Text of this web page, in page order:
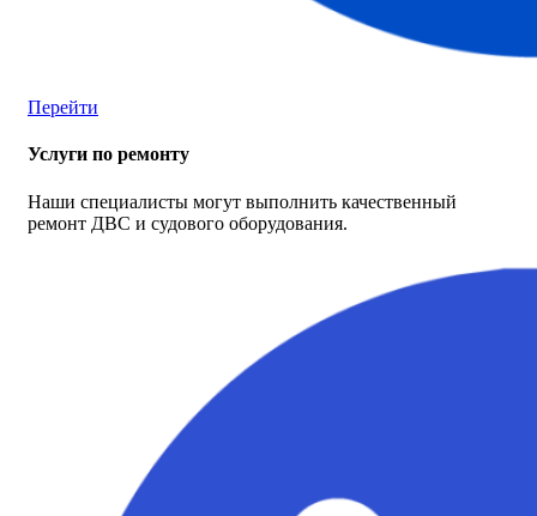
Перейти
Услуги по ремонту
Наши специалисты могут выполнить качественный
ремонт ДВС и судового оборудования.